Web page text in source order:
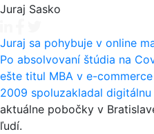
Juraj Sasko
Juraj sa pohybuje v online
Po absolvovaní štúdia na
ešte titul MBA v e-
2009 spoluzakladal digitálnu
aktuálne pobočky v
ľudí.